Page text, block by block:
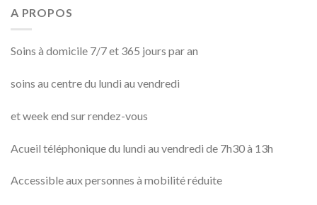
A PROPOS
Soins à domicile 7/7 et 365 jours par an
soins au centre du lundi au vendredi
et week end sur rendez-vous
Acueil téléphonique du lundi au vendredi de 7h30 à 13h
Accessible aux personnes à mobilité réduite